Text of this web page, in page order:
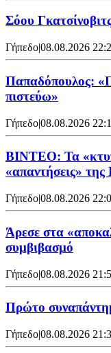
Σόου
Γήπεδο|08.08.2026
Παπαδόπουλος:
πιστεύω»
Γήπεδο|08.08.2026
ΒΙΝΤΕΟ: Τα
«απαντήσεις» της
Γήπεδο|08.08.2026
Άρεσε στα
συμβιβασμό
Γήπεδο|08.08.2026
Πρώτο
Γήπεδο|08.08.2026